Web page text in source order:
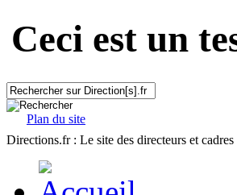
Ceci est un
Plan du site
Directions.fr : Le site des directeurs et